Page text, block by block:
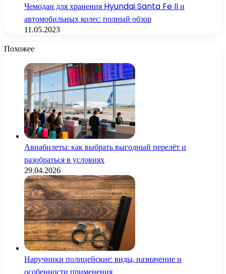
Чемодан для хранения Hyundai Santa Fe II и
автомобильных колес: полный обзор
11.05.2023
Похожее
Авиабилеты: как выбрать выгодный перелёт и
разобраться в условиях
29.04.2026
Наручники полицейские: виды, назначение и